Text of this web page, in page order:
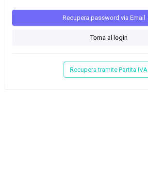
Recupera password via Email
Torna al login
Recupera tramite Partita IVA